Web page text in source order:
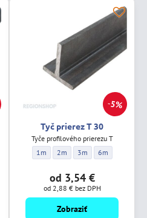
Dĺžka:12 - Dĺžka:
5%
Tyč prierez T 30
Tyče profilového prierezu T
Tyč prierez T 30 - Dĺžka:
1m Tyč prierez T 30 - Dĺžka:
2m Tyč prierez T 30 -
3m Tyč prierez T
6m
od 3,54 €
od 2,88 € bez DPH
Zobraziť